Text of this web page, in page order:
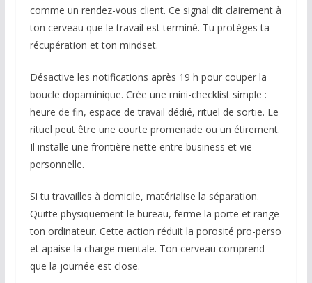
comme un rendez-vous client. Ce signal dit clairement à
ton cerveau que le travail est terminé. Tu protèges ta
récupération et ton mindset.
Désactive les notifications après 19 h pour couper la
boucle dopaminique. Crée une mini-checklist simple :
heure de fin, espace de travail dédié, rituel de sortie. Le
rituel peut être une courte promenade ou un étirement.
Il installe une frontière nette entre business et vie
personnelle.
Si tu travailles à domicile, matérialise la séparation.
Quitte physiquement le bureau, ferme la porte et range
ton ordinateur. Cette action réduit la porosité pro-perso
et apaise la charge mentale. Ton cerveau comprend
que la journée est close.